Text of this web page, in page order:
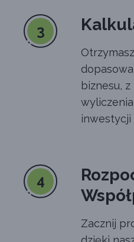
3
biznesu,
inwestycji
4
Zacznij